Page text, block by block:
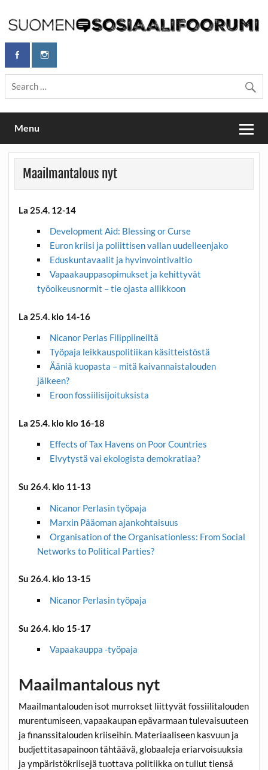
content
Maailmanparannuspäivät / Suomen
Sosiaalifoorumi
Maailmanparannuspäivät Lapinlahden Lähteellä, Helsingissä
26.–27.9.2026
Menu
Maailmantalous nyt
La 25.4. 12-14
Development Aid: Blessing or Curse
Euron kriisi ja poliittisen vallan uudelleenjako
Eduskuntavaalit ja hyvinvointivaltio
Vapaakauppasopimukset ja kehittyvät
työoikeusnormit – tie ojasta allikkoon
La 25.4. klo 14-16
Nicanor Perlas Filippiineiltä
Työpaja leikkauspolitiikan käsitteistöstä
Ääniä kuopasta – mitä kaivannaistalouden
jälkeen?
Eroon fossiilisijoituksista
La 25.4. klo klo 16-18
Effects of Tax Havens on Poor Countries
Elvytystä vai ekologista demokratiaa?
Su 26.4. klo 11-13
Nicanor Perlasin työpaja
Marxin Pääoman ajankohtaisuus
Organisation of the Organisationless: From Social
Networks to Political Parties?
Su 26.4. klo 13-15
Nicanor Perlasin työpaja
Su 26.4. klo 15-17
Vapaakauppa -työpaja
Maailmantalous nyt
Maailmantalouden isot murrokset liittyvät fossiilitalouden
murentumiseen, vapaakaupan epävarmaan tulevaisuuteen
ja finanssitalouden kriiseihin. Materiaaliseen kasvuun ja
budjettitasapainoon tähtäävä, globaaleja eriarvoisuuksia
ja ympäristökriisejä tuottava politiikka on tullut tiensä